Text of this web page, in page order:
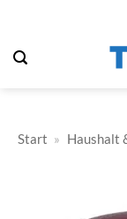
springen
Start » Haushalt